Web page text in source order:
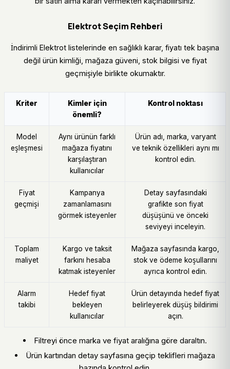
Elektrot Seçim Rehberi
İndirimli Elektrot listelerinde en sağlıklı karar, fiyatı tek başına
değil ürün kimliği, mağaza güveni, stok bilgisi ve fiyat
geçmişiyle birlikte okumaktır.
Kriter
Kimler için
önemli?
Kontrol noktası
Model
eşleşmesi
Aynı ürünün farklı
mağaza fiyatını
karşılaştıran
kullanıcılar
Ürün adı, marka, varyant
ve teknik özellikleri aynı mı
kontrol edin.
Fiyat
geçmişi
Kampanya
zamanlamasını
görmek isteyenler
Detay sayfasındaki
grafikte son fiyat
düşüşünü ve önceki
seviyeyi inceleyin.
Toplam
maliyet
Kargo ve taksit
farkını hesaba
katmak isteyenler
Mağaza sayfasında kargo,
stok ve ödeme koşullarını
ayrıca kontrol edin.
Alarm
takibi
Hedef fiyat
bekleyen
kullanıcılar
Ürün detayında hedef fiyat
belirleyerek düşüş bildirimi
açın.
Filtreyi önce marka ve fiyat aralığına göre daraltın.
Ürün kartından detay sayfasına geçip teklifleri mağaza